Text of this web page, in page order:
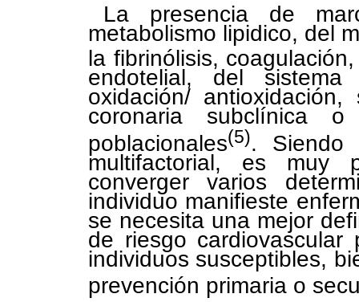
La presencia de
metabolismo lipidico, del
la fibrinólisis,
endotelial, del sistema
oxidación/
coronaria subclínica
poblacionales(5). Siendo
multifactorial, es muy
converger varios
individuo manifieste
se necesita una mejor
de riesgo
individuos susceptibles,
prevención primaria o